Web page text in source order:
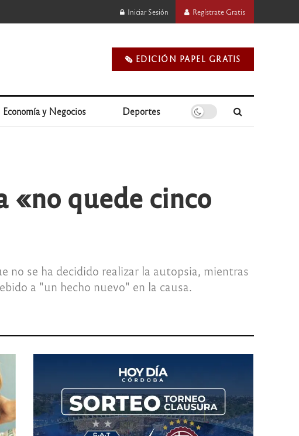
Iniciar Sesión Regístrate Gratis
🗞️ EDICIÓN PAPEL GRATIS
Economía y Negocios Deportes
«no quede cinco
no se ha decidido realizar la autopsia, mientras
a "un hecho nuevo" en la causa.